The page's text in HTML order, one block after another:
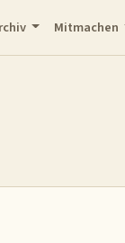
Mitmachen